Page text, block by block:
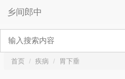
乡间郎中
首页 疾病 胃下垂